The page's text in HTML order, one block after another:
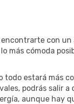
encontrarte con
más cómoda
todo estará más
podrás salir a
aunque hay